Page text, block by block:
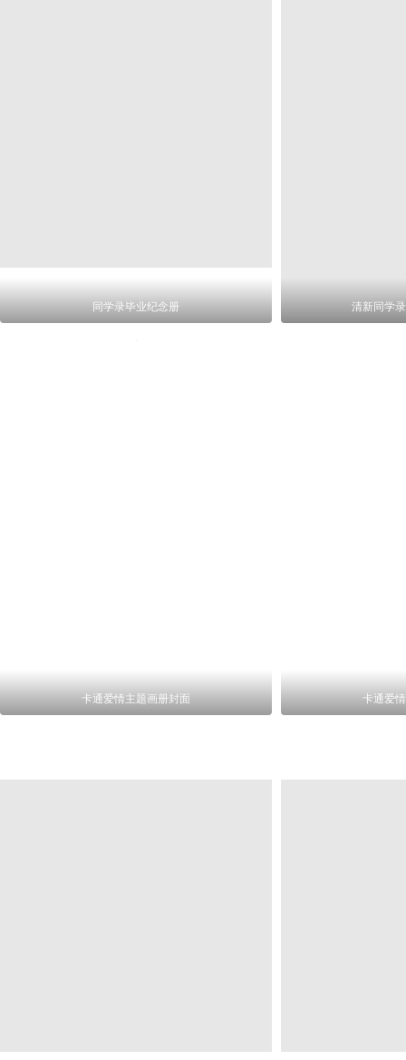
同学录毕业纪念册 清新同学
卡通爱情主题画册封面 卡通爱